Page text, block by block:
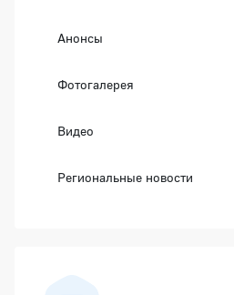
Анонсы
Фотогалерея
Видео
Региональные новости